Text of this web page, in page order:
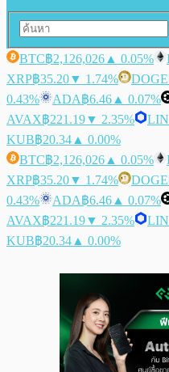
BTC฿2,126,026 ▲ 0.05%
XRP฿35.20▼ 1.74% DOGE
0.43%
ADA฿6.46 ▲ 0.07%
AVAX฿221.19▼ 2.35%
KUB฿20.34 ▲ 0.00%
BTC฿2,126,026 ▲ 0.05%
XRP฿35.20▼ 1.74% DOGE
0.43%
ADA฿6.46 ▲ 0.07%
AVAX฿221.19▼ 2.35%
KUB฿20.34 ▲ 0.00%